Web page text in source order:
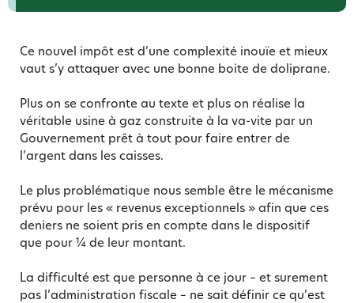
Ce nouvel impôt est d’une complexité inouïe et mieux
vaut s’y attaquer avec une bonne boite de doliprane.
Plus on se confronte au texte et plus on réalise la
véritable usine à gaz construite à la va-vite par un
Gouvernement prêt à tout pour faire entrer de
l’argent dans les caisses.
Le plus problématique nous semble être le mécanisme
prévu pour les « revenus exceptionnels » afin que ces
deniers ne soient pris en compte dans le dispositif
que pour ¼ de leur montant.
La difficulté est que personne à ce jour – et surement
pas l’administration fiscale – ne sait définir ce qu’est